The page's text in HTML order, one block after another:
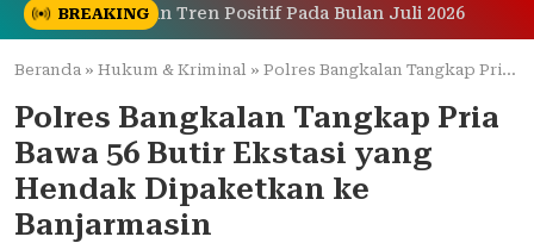
BREAKINGTren Positif Pada Bulan Juli 2026
Beranda » Hukum & Kriminal » Polres Bangkalan Tangkap Pria Bawa 56 Butir Ekstasi yang Hendak Dipaketkan ke Banjarmasin
Polres Bangkalan Tangkap Pria
Bawa 56 Butir Ekstasi yang
Hendak Dipaketkan ke
Banjarmasin